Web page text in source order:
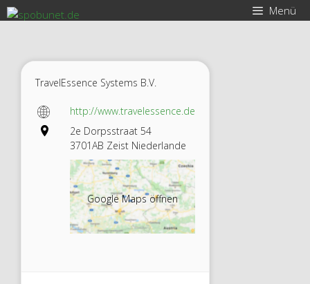
Zum
Inhalt
Menü
TravelEssence Systems B.V.
http://www.travelessence.de
2e Dorpsstraat 54
3701AB Zeist Niederlande
Google Maps öffnen